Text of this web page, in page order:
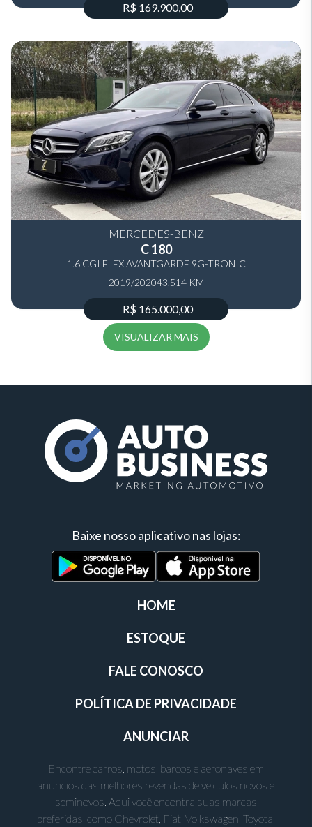
R$ 169.900,00
MERCEDES-BENZ
C 180
1.6 CGI FLEX AVANTGARDE 9G-TRONIC
2019/202043.514 KM
R$ 165.000,00
VISUALIZAR MAIS
Baixe nosso aplicativo nas lojas:
HOME
ESTOQUE
FALE CONOSCO
POLÍTICA DE PRIVACIDADE
ANUNCIAR
Encontre carros, motos, barcos e aeronaves em
anúncios das melhores revendas de veículos novos e
seminovos. Aqui você encontra suas marcas
preferidas, como Chevrolet, Fiat, Volkswagen, Toyota,